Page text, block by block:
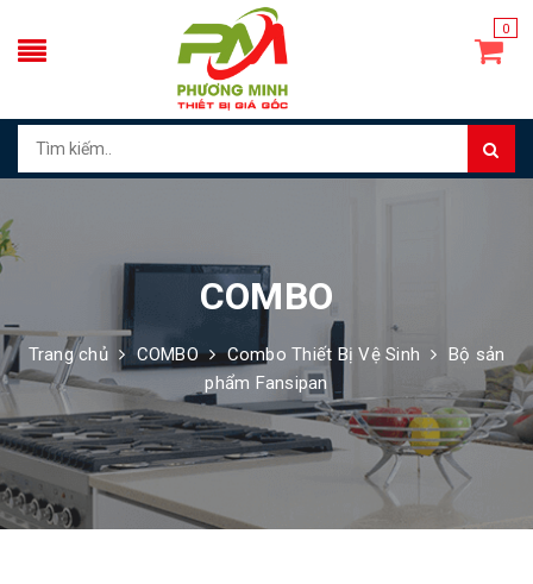
0
COMBO
Trang chủ COMBO Combo Thiết Bị Vệ Sinh
Bộ sản
phẩm Fansipan